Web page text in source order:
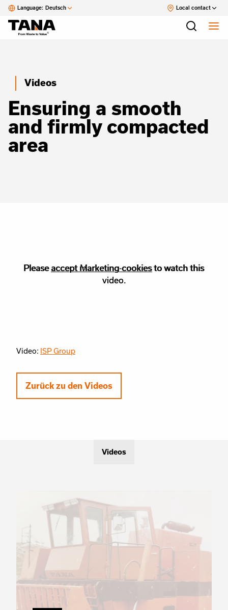
Language: Deutsch Local contact
Videos
Ensuring a smooth
and firmly compacted
area
Please accept Marketingcookies to watch this
video.
Pleaseaccept marketing-cookiesto watch this
video.
Video: ISP Group
Zurück zu den Videos
Videos